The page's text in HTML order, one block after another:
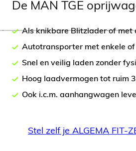
De MAN TGE
Als knikbare Blitzlader of met
Autotransporter met enkele
Snel en veilig laden zonder
Hoog laadvermogen tot ruim
Ook i.c.m. aanhangwagen
Stel zelf je ALGEMA FIT-